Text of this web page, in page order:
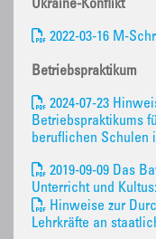
Ukraine-Konflikt
2022-03-16 M-
Betriebspraktikum
2024-07-23
Betriebspraktikums
beruflichen Schulen
2019-09-09 Das
Unterricht und Kultus:
Hinweise zur
Lehrkräfte an